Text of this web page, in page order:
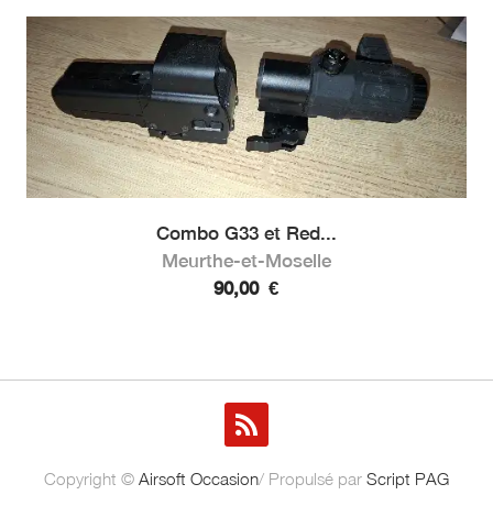
Combo G33 et Red...
Meurthe-et-Moselle
90,00 €
Copyright © Airsoft Occasion/ Propulsé par Script PAG